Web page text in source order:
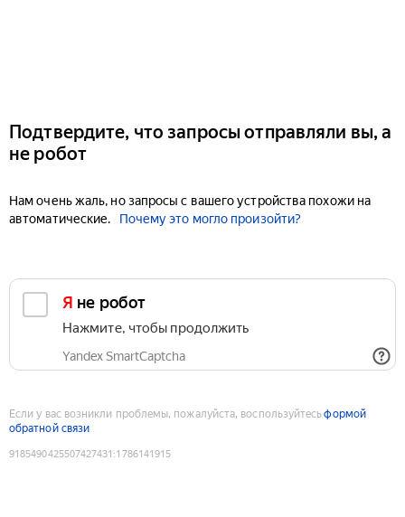
Подтвердите, что запросы отправляли вы, а
не робот
Нам очень жаль, но запросы с вашего устройства похожи на
автоматические.
Почему это могло произойти?
Я не робот
Нажмите, чтобы продолжить
Yandex SmartCaptcha
Если у вас возникли проблемы, пожалуйста, воспользуйтесьформой
обратной связи
9185490425507427431 :1786141915